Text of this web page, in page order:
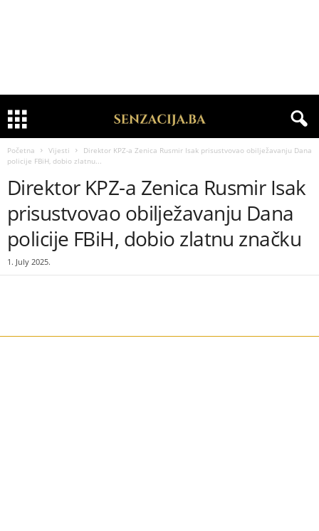
Početna Vijesti
Direktor KPZ-a Zenica Rusmir Isak prisustvovao obilježavanju Dana
policije FBiH, dobio zlatnu...
Direktor KPZ-a Zenica Rusmir Isak
prisustvovao obilježavanju Dana
policije FBiH, dobio zlatnu značku
1. July 2025.